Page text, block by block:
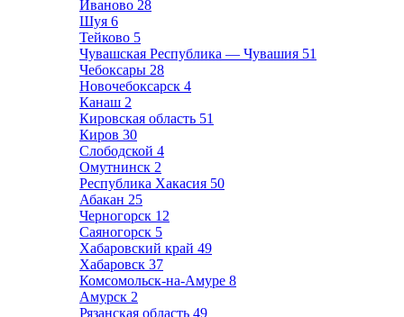
Иваново 28
Шуя 6
Тейково 5
Чувашская Республика — Чувашия 51
Чебоксары 28
Новочебоксарск 4
Канаш 2
Кировская область 51
Киров 30
Слободской 4
Омутнинск 2
Республика Хакасия 50
Абакан 25
Черногорск 12
Саяногорск 5
Хабаровский край 49
Хабаровск 37
Комсомольск-на-Амуре 8
Амурск 2
Рязанская область 49